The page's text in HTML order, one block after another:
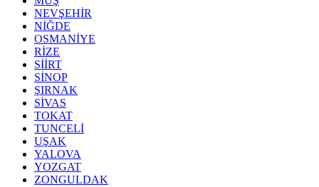
NEVŞEHİR
NİĞDE
OSMANİYE
RİZE
SİİRT
SİNOP
ŞIRNAK
SİVAS
TOKAT
TUNCELİ
UŞAK
YALOVA
YOZGAT
ZONGULDAK